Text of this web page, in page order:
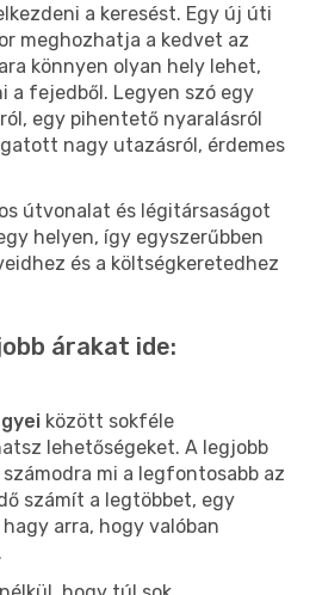
a keresést. Egy új úti
meghozhatja a kedvet az
könnyen olyan hely lehet,
a fejedből. Legyen szó egy
egy pihentető nyaralásról
nagy utazásról, érdemes
útvonalat és légitársaságot
helyen, így egyszerűbben
és a költségkeretedhez
árakat ide:
között sokféle
lehetőségeket. A legjobb
mi a legfontosabb az
számít a legtöbbet, egy
arra, hogy valóban